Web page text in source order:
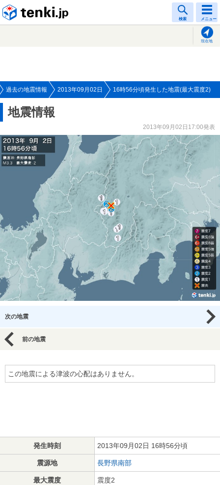
検索 メニュー
現在地
過去の地震情報 2013年09月02日 16時56分頃発生した地震(最大震度2)
地震情報
2013年09月02日17:00発表
次の地震
前の地震
この地震による津波の心配はありません。
発生時刻 2013年09月02日 16時56分頃
震源地 長野県南部
最大震度 震度2